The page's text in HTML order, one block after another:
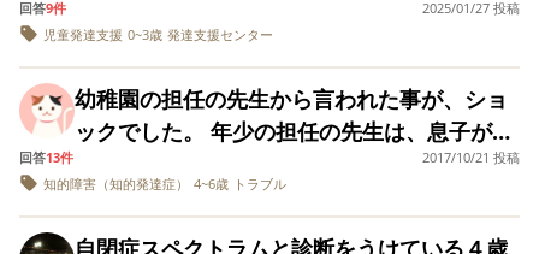
ます。 療育の先生が
仰った通り、今の幼
稚園の担任の先生か
らは、 今辞めるのは
勿体ないと思いま
す。 と引き留められ
ているのですが、 年
長からの課題の難し
さを考えると今の園
に残ることは考えて
いません。 本人が自
みようか。 もしくは
とりあえず1年は様子
を見て考えようか…
悩んでいます。 すぐ
に保育園に転園する
してしまうようで申
し訳なさもあり… た
だ保育園の4歳の空き
がでることは、うち
での生活、対応はみなさんどうしてるのか知
りたいので教えてください。 今月末に幼稚園
側とこれからのことについて話し合いを持つ
予定です。(私の要望としては通う日数と時間
を増やしてもらいたいと伝える予定です。)
文章がわかりずらくて長々とすみません。 ア
ドバイスお願いします。
ても、騒々しい環境なので、 、 ちゃんと反
省する雰囲気にならないのではないか。 ・そ
長させたい！」という方針の幼稚園なので、
先生にトラブルを未然に防ぐ依頼をしている
ものの、どうも難しい様子。 ・基本、子ども
の自由を尊重しているので、お行儀系のルー
ルがゆるい。 たとえば、廊下、階段を走った
ず…。「どうせ出来ない」と思われているん
だなぁと感じました。 実際、練習にほとんど
参加していないので当たり前ですが…。 運動
会当日はやはりパニックで参加出来ず、一時
間で帰りました。 先日の面談で「年長になる
とますますカリキュラムは難しくなる。息子
が多い分靴履きやトイレ手洗いも待つことが
多く、 それらも、待つことが苦手な息子に
は、我慢することが多く、先生の対応もな
く、人数が多くて、のびのび遊ぶ時間もな
い… 嫌なことだらけ、なのかもしれません…
はじめた療育先は息子が気に入っており、今
月からは週5で通うことになっています。 こ
のままなんとかやっていけるかなぁと思って
いた矢先の参観日、現実を見て落ち込みまし
た。 その日教室に入ると泣いてる息子の声が
横になっていた息子。 先生方が優しく寄り添
でした。 その際に主治医の先生の診察も受け
ましてウチの子の場合、療育園へ転園すると
物足りなくなるかも・・・ と言われました。
今、週一で通っている療育施設の先生には療
育園を勧められています。 理由は、今までウ
チの子はお勉強系のマンモス園に未就園児か
ら通っており、ひとクラス37人の園児に、加
ら教えてください。通わせていて良い点はど
んなところでしょうか？ 子供が2人いて現在
閉症の3歳です。保育園や週1回児童発達支援
センターに通っています。近くに児童発達支
援センターがないことや仕事復帰したら他に
預けられるところがなくこのまま保育園に通
わせることになります。ただ、まわりとの差
回答9件
2025/01/27 投稿
児童発達支援 0~3歳 発達支援センター
幼稚園の担任の先生から言われた事が、ショ
ックでした。 年少の担任の先生は、息子が発
達障害の経過観察をしている事は、知ってい
ました。経過観察の報告もしていました。 息
回答13件
2017/10/21 投稿
知的障害（知的発達症）
4~6歳 トラブル
自閉症スペクトラムと診断をうけている４歳